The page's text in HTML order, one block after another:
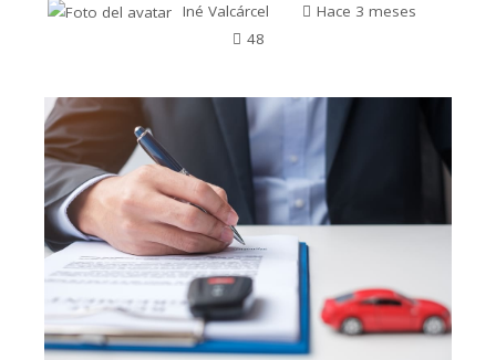
Iné Valcárcel
Hace 3 meses
48